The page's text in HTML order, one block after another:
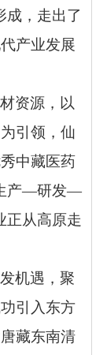
成，走出了
产业发展
资源，以
引领，仙
中藏医药
产—研发—
正从高原走
机遇，聚
引入东方
藏东南清